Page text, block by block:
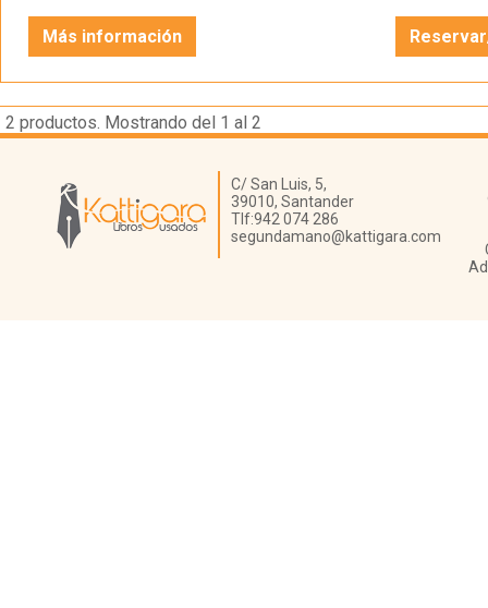
Más información
2 productos. Mostrando del 1 al 2
Librería Kattigara
C/ San Luis, 5,
39010, Santander
Tlf:942 074 286
segundamano@kattigara.com